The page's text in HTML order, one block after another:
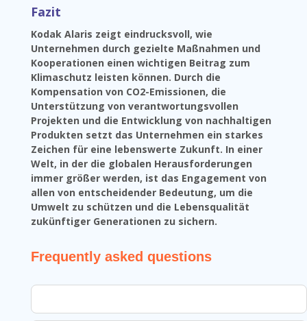
Fazit
Kodak Alaris zeigt eindrucksvoll, wie
Unternehmen durch gezielte Maßnahmen und
Kooperationen einen wichtigen Beitrag zum
Klimaschutz leisten können. Durch die
Kompensation von CO2-Emissionen, die
Unterstützung von verantwortungsvollen
Projekten und die Entwicklung von nachhaltigen
Produkten setzt das Unternehmen ein starkes
Zeichen für eine lebenswerte Zukunft. In einer
Welt, in der die globalen Herausforderungen
immer größer werden, ist das Engagement von
allen von entscheidender Bedeutung, um die
Umwelt zu schützen und die Lebensqualität
zukünftiger Generationen zu sichern.
Frequently asked questions